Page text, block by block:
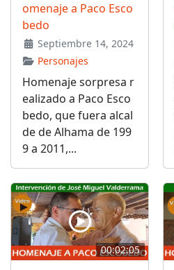
omenaje a Paco Esco
bedo
Septiembre 14, 2024
Personajes
Homenaje sorpresa r
ealizado a Paco Esco
bedo, que fuera alcal
de de Alhama de 199
9 a 2011,...
00:02:05